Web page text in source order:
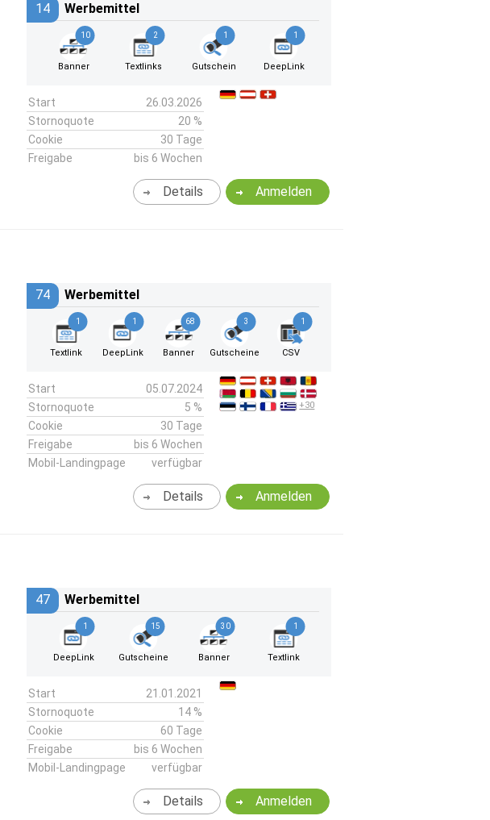
14 Werbemittel
10
Banner
2
Textlinks
1
Gutschein
1
DeepLink
Start
26.03.2026
Stornoquote
20 %
Cookie
30 Tage
Freigabe
bis 6 Wochen
Anmelden
Details
74 Werbemittel
1
Textlink
1
DeepLink
68
Banner
3
Gutscheine
1
CSV
Start
05.07.2024
Stornoquote
5 %
Cookie
30 Tage
Freigabe
bis 6 Wochen
Mobil-Landingpage
verfügbar
+30
Anmelden
Details
47 Werbemittel
1
DeepLink
15
Gutscheine
30
Banner
1
Textlink
Start
21.01.2021
Stornoquote
14 %
Cookie
60 Tage
Freigabe
bis 6 Wochen
Mobil-Landingpage
verfügbar
Anmelden
Details